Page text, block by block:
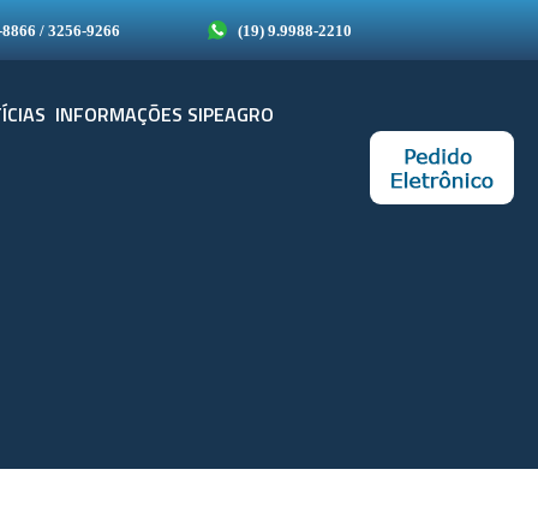
/ 3256-9266 (19) 9.9988-2210
INFORMAÇÕES SIPEAGRO